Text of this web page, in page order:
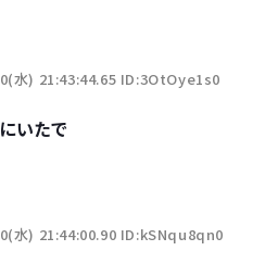
水) 21:43:44.65 ID:3OtOye1s0
いたで
水) 21:44:00.90 ID:kSNqu8qn0